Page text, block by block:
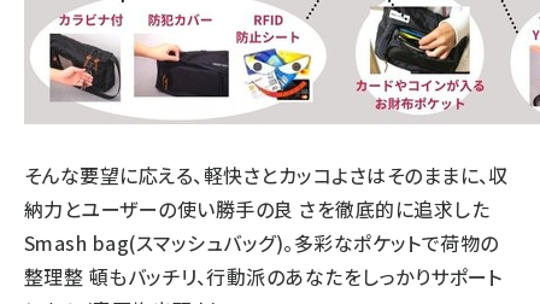
そんな要望に応える、軽快さとカッコよさはそのままに、収
納力とユーザーの使い勝手の良 さを徹底的に追求した
Smash bag(スマッシュバッグ)。多彩なポケットで荷物の
整理整 頓もバッチリ、行動派のあなたをしっかりサポート